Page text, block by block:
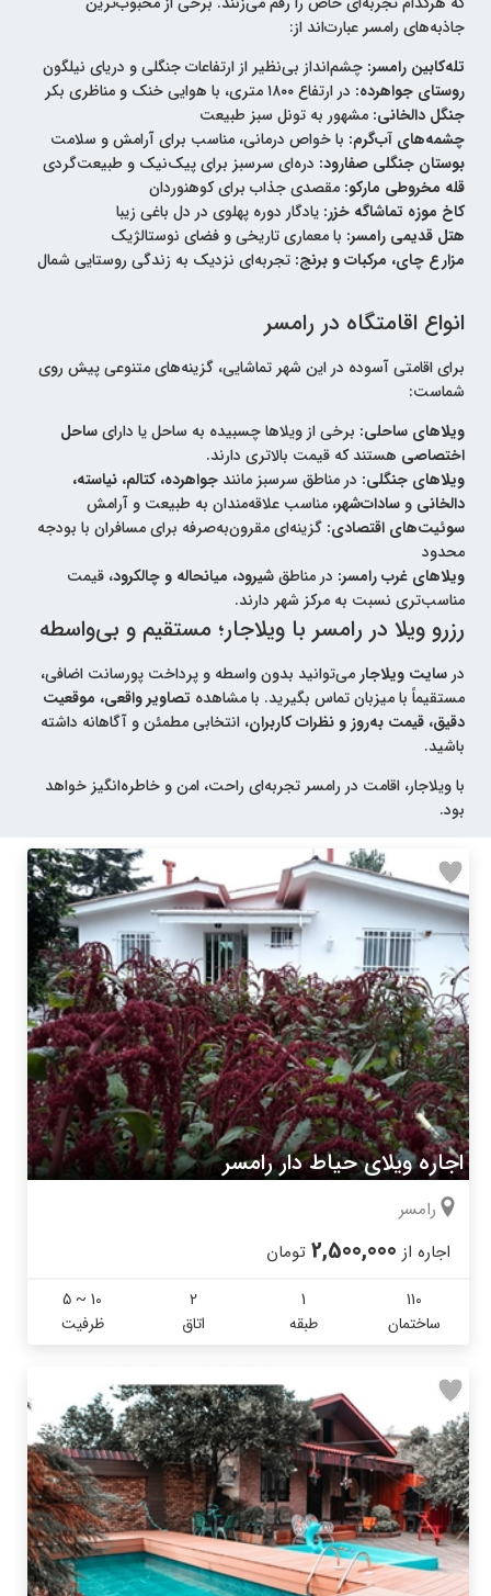
جاذبه‌های رامسر عبارت‌اند از:
تله‌کابین رامسر: چشم‌انداز بی‌نظیر از ارتفاعات جنگلی و دریای نیلگون
روستای جواهرده: در ارتفاع ۱۸۰۰ متری، با هوایی خنک و مناظری بکر
جنگل دالخانی: مشهور به تونل سبز طبیعت
چشمه‌های آب‌گرم: با خواص درمانی، مناسب برای آرامش و سلامت
بوستان جنگلی صفارود: دره‌ای سرسبز برای پیک‌نیک و طبیعت‌گردی
قله مخروطی مارکو: مقصدی جذاب برای کوهنوردان
کاخ موزه تماشاگه خزر: یادگار دوره پهلوی در دل باغی زیبا
هتل قدیمی رامسر: با معماری تاریخی و فضای نوستالژیک
مزارع چای، مرکبات و برنج: تجربه‌ای نزدیک به زندگی روستایی شمال
انواع اقامتگاه در رامسر
برای اقامتی آسوده در این شهر تماشایی، گزینه‌های متنوعی پیش روی
شماست:
ویلاهای ساحلی: برخی از ویلاها چسبیده به ساحل یا دارایساحل
اختصاصی هستند که قیمت بالاتری دارند.
ویلاهای جنگلی: در مناطق سرسبز مانندجواهرده، کتالم، نیاسته،
دالخانی و سادات‌شهر، مناسب علاقه‌مندان به طبیعت و آرامش
سوئیت‌های اقتصادی: گزینه‌ای مقرون‌به‌صرفه برای مسافران با بودجه
محدود
ویلاهای غرب رامسر: در مناطقشیرود، میانحاله و چالکرود، قیمت
مناسب‌تری نسبت به مرکز شهر دارند.
رزرو ویلا در رامسر با ویلاجار؛ مستقیم و بی‌واسطه
در سایت ویلاجار می‌توانید بدون واسطه و پرداخت پورسانت اضافی،
مستقیماً با میزبان تماس بگیرید. با مشاهده تصاویر واقعی، موقعیت
دقیق، قیمت به‌روز و نظرات کاربران، انتخابی مطمئن و آگاهانه داشته
باشید.
با ویلاجار، اقامت در رامسر تجربه‌ای راحت، امن و خاطره‌انگیز خواهد
بود.
اجاره ویلای حیاط دار رامسر
رامسر
اجاره از 2,500,000 تومان
110
ساختمان
1
طبقه
2
اتاق
5 ~ 10
ظرفیت